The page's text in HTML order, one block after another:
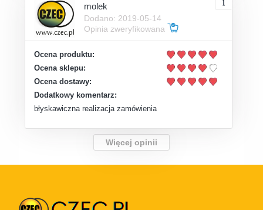
molek
Dodano: 2019-05-14
Opinia zweryfikowana
Ocena produktu:
Ocena sklepu:
Ocena dostawy:
Dodatkowy komentarz:
błyskawiczna realizacja zamówienia
Więcej opinii